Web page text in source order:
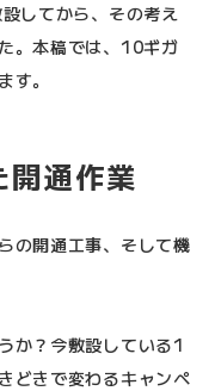
してから、その考え
。本稿では、10ギガ
。
開通作業
の開通工事、そして機
か？今敷設している1
どきで変わるキャンペ